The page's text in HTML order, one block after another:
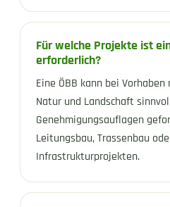
Für welche Projekte ist
erforderlich?
Eine ÖBB kann bei
Natur und Landschaft
Genehmigungsauflagen
Leitungsbau, Trassenbau
Infrastrukturprojekten.